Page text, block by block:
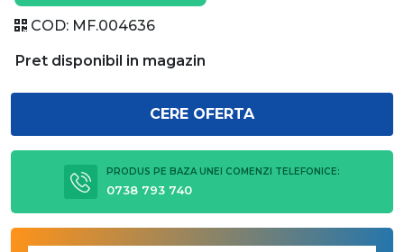
COD: MF.004636
Pret disponibil in magazin
CERE OFERTA
PRODUS PE BAZA UNEI COMENZI TELEFONICE:
0738 793 740